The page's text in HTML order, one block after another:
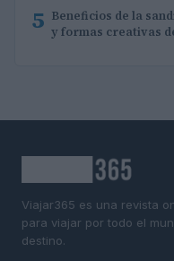
5 Beneficios de la
y formas creativas
Viajar365 es una revista
para viajar por todo el
destino.